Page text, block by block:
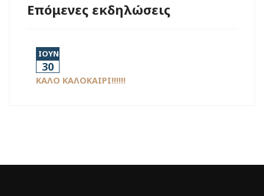
Επόμενες εκδηλώσεις
ΙΟΥΝ
30
ΚΑΛΟ ΚΑΛΟΚΑΙΡΙ!!!!!!